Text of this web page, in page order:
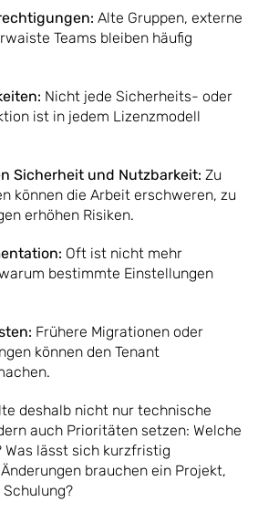
Alte Gruppen, externe
Teams bleiben häufig
Nicht jede Sicherheits- oder
ist in jedem Lizenzmodell
Sicherheit und Nutzbarkeit: Zu
können die Arbeit erschweren, zu
erhöhen Risiken.
Oft ist nicht mehr
bestimmte Einstellungen
Frühere Migrationen oder
können den Tenant
deshalb nicht nur technische
auch Prioritäten setzen: Welche
Was lässt sich kurzfristig
brauchen ein Projekt,